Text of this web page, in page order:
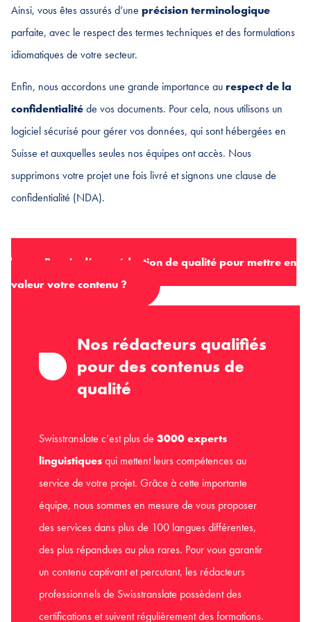
Ainsi, vous êtes assurés d’une précision terminologique
parfaite, avec le respect des termes techniques et des formulations
idiomatiques de votre secteur.
Enfin, nous accordons une grande importance aurespect de la
confidentialitéde vos documents. Pour cela, nous utilisons un
logiciel sécurisé pour gérer vos données, qui sont hébergées en
Suisse et auxquelles seules nos équipes ont accès. Nous
supprimons votre projet une fois livré et signons une clause de
confidentialité (NDA).
Besoin d’une rédaction de qualité pour mettre en
valeur votre contenu ?
Nos rédacteurs qualifiés
pour des contenus de
qualité
Swisstranslate c’est plus de 3000 experts
linguistiquesqui mettent leurs compétences au
service de votre projet. Grâce à cette importante
équipe, nous sommes en mesure de vous proposer
des services dans plus de 100 langues différentes,
des plus répandues au plus rares. Pour vous garantir
un contenu captivant et percutant, les rédacteurs
professionnels de Swisstranslate possèdent des
certifications et suivent régulièrement des formations.